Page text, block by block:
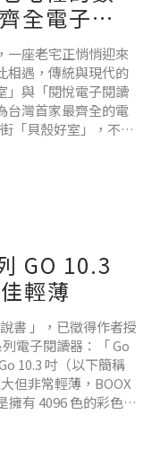
全電子閱
一座老宅正悄悄迎來
相遇，傳統與現代的
」與「閱悅電子閱讀
台灣首家最齊全的電
「貝殼好室」，不僅
深狹長，從「一
感覺，牆面有些老
GO 10.3
輕薄
書 」，已徵得作者授
電子閱讀器：「 Go
10.3 吋（以下簡稱
但非常輕薄，BOOX
擁有 4096 色的彩色版
子閱讀器